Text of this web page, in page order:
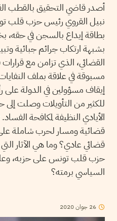
أصدر قاضي التحقيق بالقطب
نبيل القروي رئيس حزب قلب
بطاقة إيداع بالسجن في حقه،
بشبهة ارتكاب جرائم جبائية
القضائي، الذي تزامن مع
مسبوقة في علاقة بملف
إيقاف مسؤولين في الدولة على
للكثير من التأويلات وصلت
الأيادي النظيفة لمكافحة
قضائية ومسار لحرب شاملة
قضائي عادي؟ وما هي الآثار
حزب قلب تونس على حزبه،
السياسي برمته؟
26 جوان2020